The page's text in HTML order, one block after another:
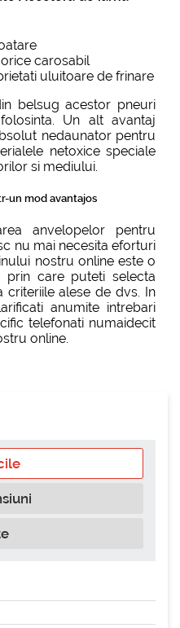
carosabil
uluitoare de frinare
belsug acestor pneuri
Un alt avantaj
nedaunator pentru
netoxice speciale
si mediului.
un mod avantajos
anvelopelor pentru
nu mai necesita eforturi
nostru online este o
prin care puteti selecta
criteriile alese de dvs. In
anumite intrebari
telefonati numaidecit
online.